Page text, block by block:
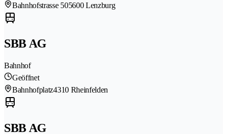
Bahnhofstrasse 505600 Lenzburg
SBB AG
Bahnhof
Geöffnet
Bahnhofplatz4310 Rheinfelden
SBB AG